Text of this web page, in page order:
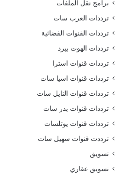
برامج نقل الملفات
ترددات العرب سات
ترددات القنوات الفضائية
ترددات الهوت بيرد
ترددات قنوات استرا
ترددات قنوات اسيا سات
ترددات قنوات النايل سات
ترددات قنوات بدر سات
ترددات قنوات يوتلسات
ترددت قنوات سهيل سات
تسويق
تسويق عقاري